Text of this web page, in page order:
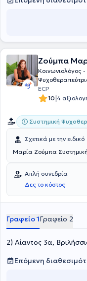
διάστημα μέσω μιας
κατέχει πιστοποίηση
Συμβουλευτικήςαπό το
Αθηνών (ΕΚΠΑ), μέσω του
Ψυχοσωματικής Υγείας
Προαγωγής της
(ΕΛ.Ε.Π.ΨΥ.Σ.ΕΠ). Η κ.
συμβουλευόμενου.
Ζούμπα
Κοινωνιολόγος
ECP
10|4
Συστημική
Σχετικά με την ειδικό
Μαρία
Απλή συνεδρία
Δες το κόστος
Γραφείο 1Γραφείο 2
2) Αίαντος 3α,
Επόμενη